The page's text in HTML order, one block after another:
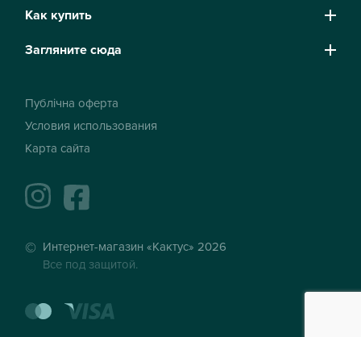
Как купить
Загляните сюда
Публічна оферта
Условия использования
Карта сайта
instagramfacebook
Интернет-магазин «Кактус» 2026
Все под защитой.
mastercard